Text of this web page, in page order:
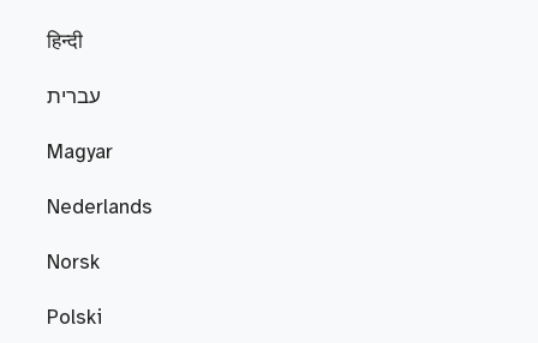
हिन्दी
עברית
Magyar
Nederlands
Norsk
Polski